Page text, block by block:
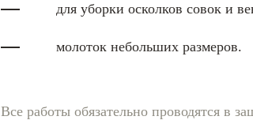
для уборки осколков совок и
молоток небольших размеров.
Все работы обязательно проводятся в